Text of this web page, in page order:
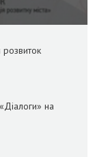
на